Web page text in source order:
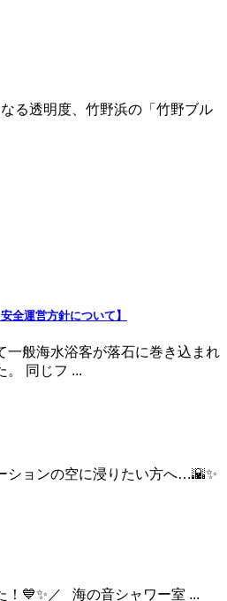
る透明度、竹野浜の「竹野ブル
全運営方針について】
一般海水浴客が落石に巻き込まれ
。 同じフ ...
ションの空に浸りたい方へ…🌇✨
！💙✨／ 海の音シャワー室 ...